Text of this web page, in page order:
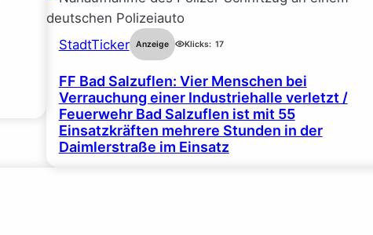
StadtTicker Anzeige Klicks: 17
FF Bad Salzuflen: Vier Menschen bei
Verrauchung einer Industriehalle verletzt /
Feuerwehr Bad Salzuflen ist mit 55
Einsatzkräften mehrere Stunden in der
Daimlerstraße im Einsatz